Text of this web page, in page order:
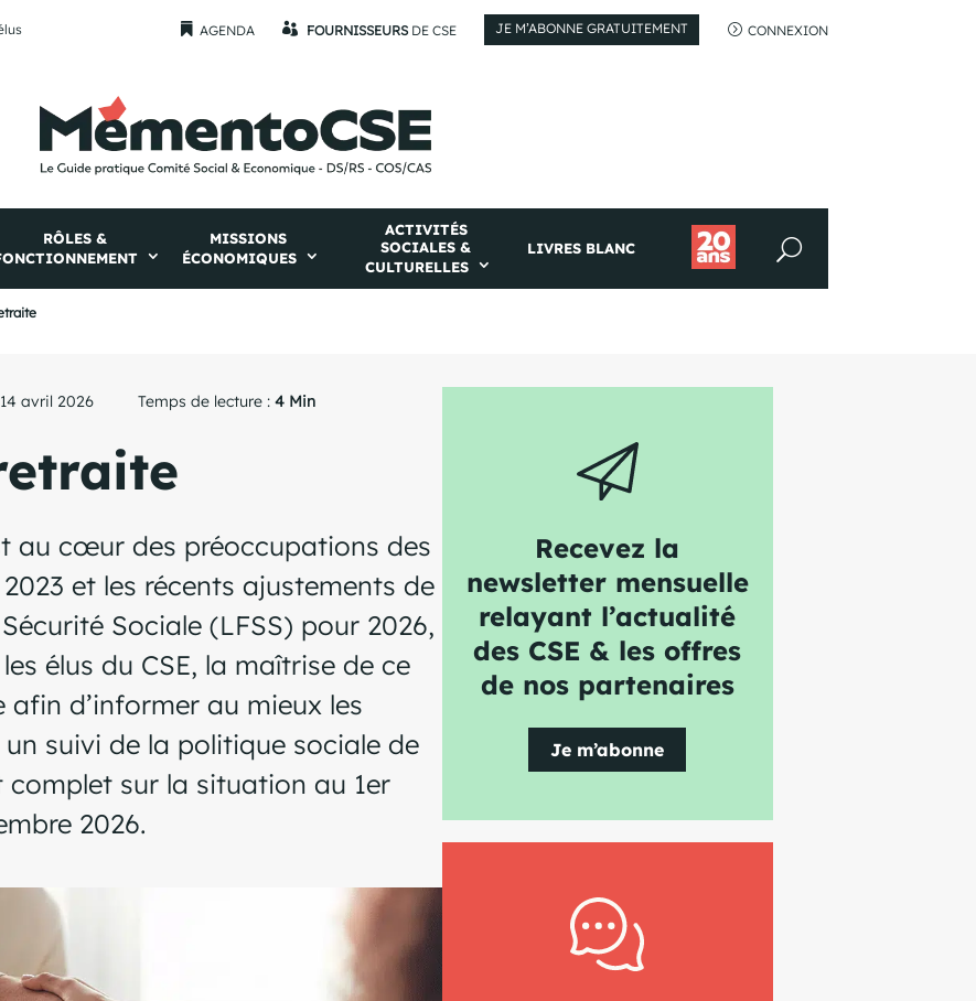
 AGENDA  FOURNISSEURSDE CSE JE M’ABONNE GRATUITEMENT = CONNEXION
RÔLES &
MISSIONS
ÉCONOMIQUES
ACTIVITÉS
SOCIALES &
CULTURELLES
LIVRES BLANC
14 avril 2026 Temps de lecture : 4 Min
au cœur des préoccupations des
et les récents ajustements de
Sociale (LFSS) pour 2026,
élus du CSE, la maîtrise de ce
d’informer au mieux les
suivi de la politique sociale de
complet sur la situation au 1er
2026.
Recevez la
newsletter mensuelle
relayant l’actualité
des CSE & les offres
de nos partenaires
Je m’abonne